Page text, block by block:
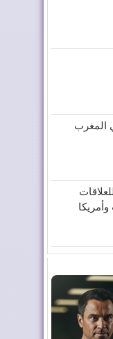
المغرب